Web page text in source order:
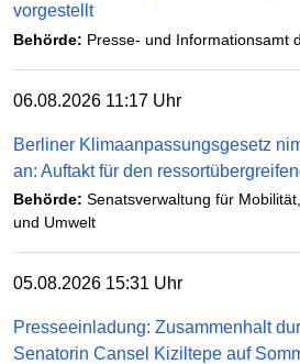
vorgestellt
Behörde: Presse- und Informationsamt
06.08.2026 11:17 Uhr
Berliner Klimaanpassungsgesetz
an: Auftakt für den
Behörde: Senatsverwaltung für
und Umwelt
05.08.2026 15:31 Uhr
Presseeinladung: Zusammenhalt
Senatorin Cansel Kiziltepe auf